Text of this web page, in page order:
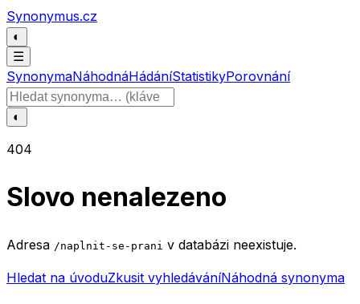
Přeskočit na obsah
Synonymus.cz
◐
☰
SynonymaNáhodnáHádáníStatistikyPorovnání
Hledat slovo
◐
404
Slovo nenalezeno
Adresa /naplnit-se-prani v databázi neexistuje.
Hledat na úvoduZkusit vyhledáváníNáhodná synonyma